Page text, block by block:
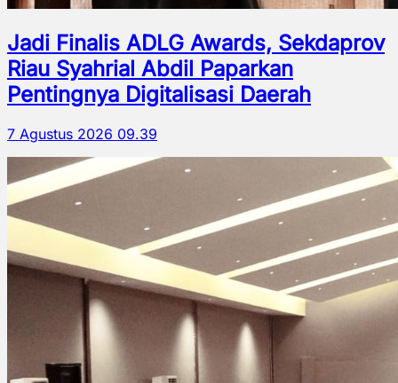
Jadi Finalis ADLG Awards, Sekdaprov
Riau Syahrial Abdil Paparkan
Pentingnya Digitalisasi Daerah
7 Agustus 2026 09.39